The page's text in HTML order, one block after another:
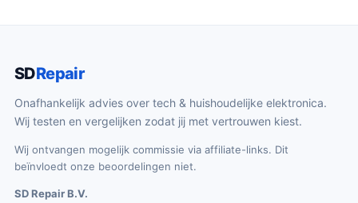
SDRepair
Onafhankelijk advies over tech & huishoudelijke elektronica.
Wij testen en vergelijken zodat jij met vertrouwen kiest.
Wij ontvangen mogelijk commissie via affiliate-links. Dit
beïnvloedt onze beoordelingen niet.
SD Repair B.V.